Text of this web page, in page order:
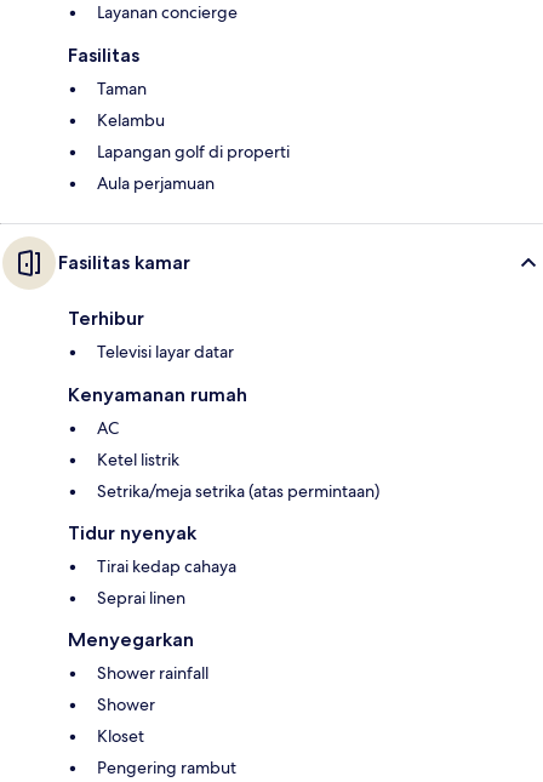
Layanan concierge
Fasilitas
Taman
Kelambu
Lapangan golf di properti
Aula perjamuan
Fasilitas kamar
Terhibur
Televisi layar datar
Kenyamanan rumah
AC
Ketel listrik
Setrika/meja setrika (atas permintaan)
Tidur nyenyak
Tirai kedap cahaya
Seprai linen
Menyegarkan
Shower rainfall
Shower
Kloset
Pengering rambut